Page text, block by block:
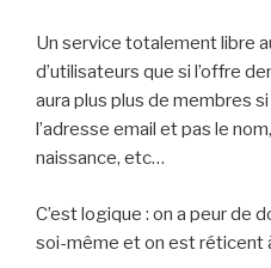
Un service totalement libre
d’utilisateurs que si l’offre
aura plus plus de membres
l’adresse email et pas le
naissance, etc…
C’est logique : on a peur de
soi-même et on est réticent